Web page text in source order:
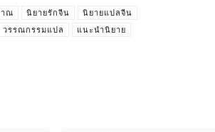
าณ นิยายรักจีน
นิยายแปลจีน
วรรณกรรมแปล แนะนำนิยาย